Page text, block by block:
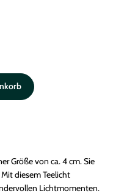
Größe von ca. 4 cm. Sie
diesem Teelicht
Lichtmomenten.